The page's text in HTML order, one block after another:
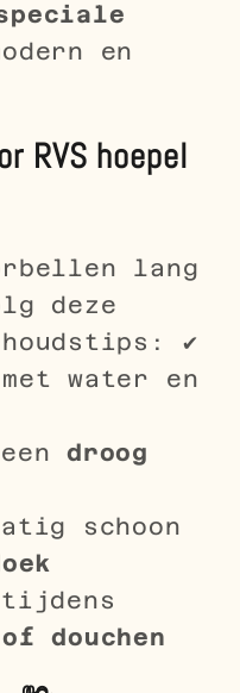
en
RVS hoepel
lang
deze
✔
water en
droog
schoon
douchen